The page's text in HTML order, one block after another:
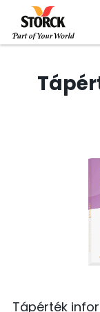
Tápérték